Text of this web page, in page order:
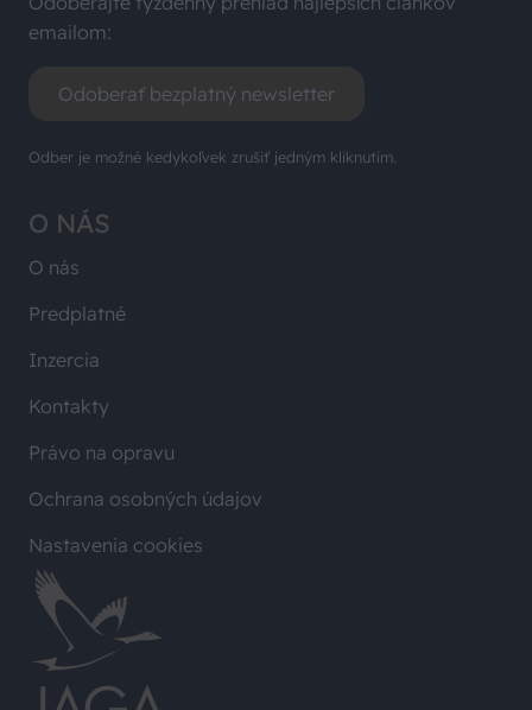
O NÁS
O nás
Predplatné
Inzercia
Kontakty
Právo na opravu
Ochrana osobných údajov
Nastavenia cookies
emailom:
Odoberať bezplatný newsletter
Odber je možné kedykoľvek zrušiť jedným kliknutím.